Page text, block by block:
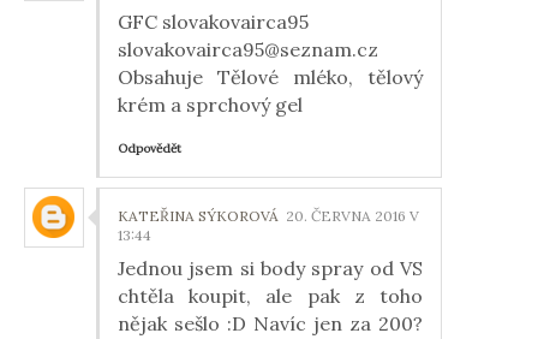
GFC slovakovairca95
slovakovairca95@seznam.cz
Obsahuje Tělové mléko, tělový
krém a sprchový gel
Odpovědět
KATEŘINA SÝKOROVÁ 20. ČERVNA 2016 V
13:44
Jednou jsem si body spray od VS
chtěla koupit, ale pak z toho
nějak sešlo :D Navíc jen za 200?